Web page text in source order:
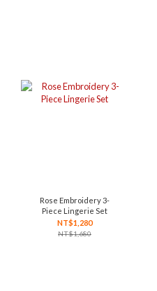
Rose Embroidery 3-
Piece Lingerie Set
NT$1,280
NT$1,680